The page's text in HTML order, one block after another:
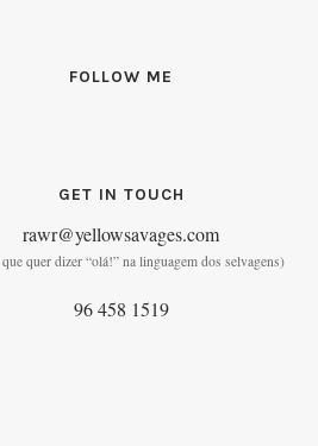
FOLLOW ME
GET IN TOUCH
rawr@yellowsavages.com
quer dizer “olá!” na linguagem dos selvagens)
96 458 1519